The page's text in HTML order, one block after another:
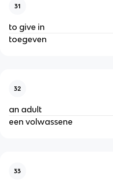
31
to give in
toegeven
32
an adult
een volwassene
33